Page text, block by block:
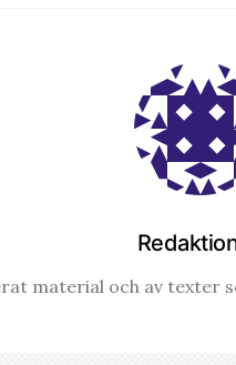
material och av texter